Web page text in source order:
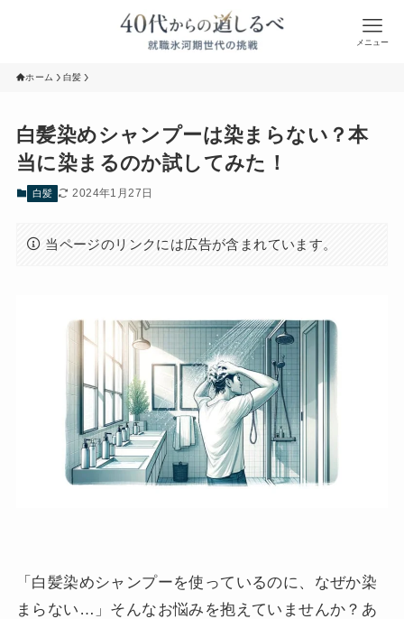
メニュー
ホーム 白髪
白髪染めシャンプーは染まらない？本
当に染まるのか試してみた！
白髪 2024年1月27日
当ページのリンクには広告が含まれています。
「白髪染めシャンプーを使っているのに、なぜか染
まらない…」そんなお悩みを抱えていませんか？あ